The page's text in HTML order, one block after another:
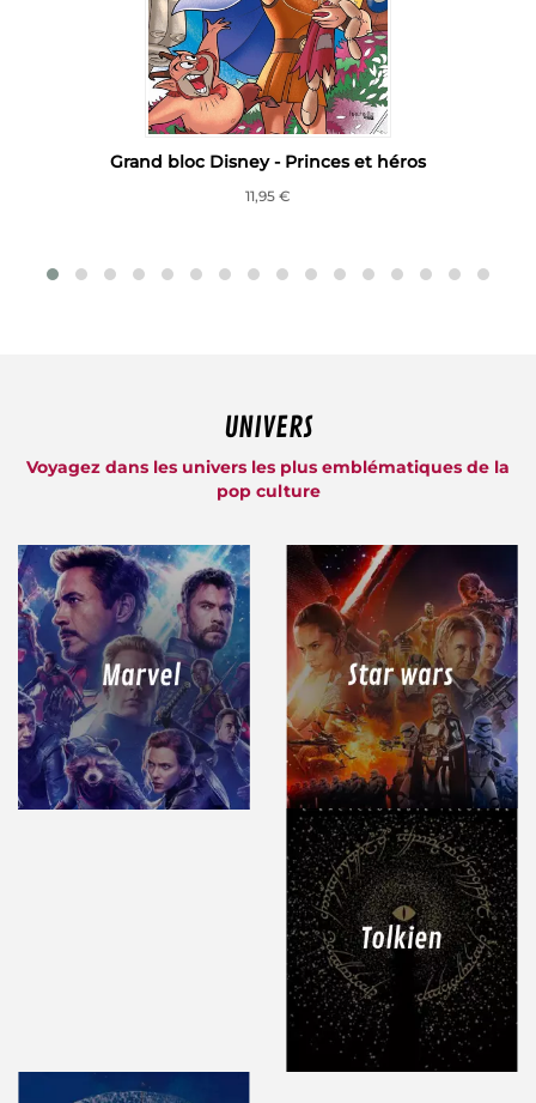
Grand bloc Disney - Princes et héros
11,95 €
UNIVERS
Voyagez dans les univers les plus emblématiques de la
pop culture